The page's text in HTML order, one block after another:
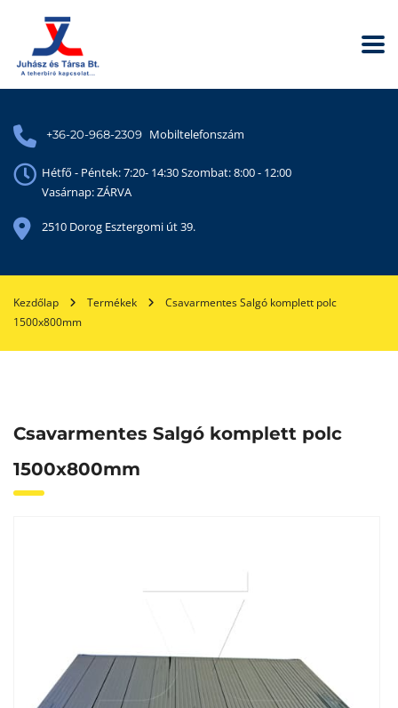
+36-20-968-2309 Mobiltelefonszám
Hétfő - Péntek: 7:20- 14:30 Szombat: 8:00 - 12:00
Vasárnap: ZÁRVA
2510 Dorog Esztergomi út 39.
Kezdőlap Termékek
Csavarmentes Salgó komplett polc
1500x800mm
Csavarmentes Salgó komplett polc
1500x800mm